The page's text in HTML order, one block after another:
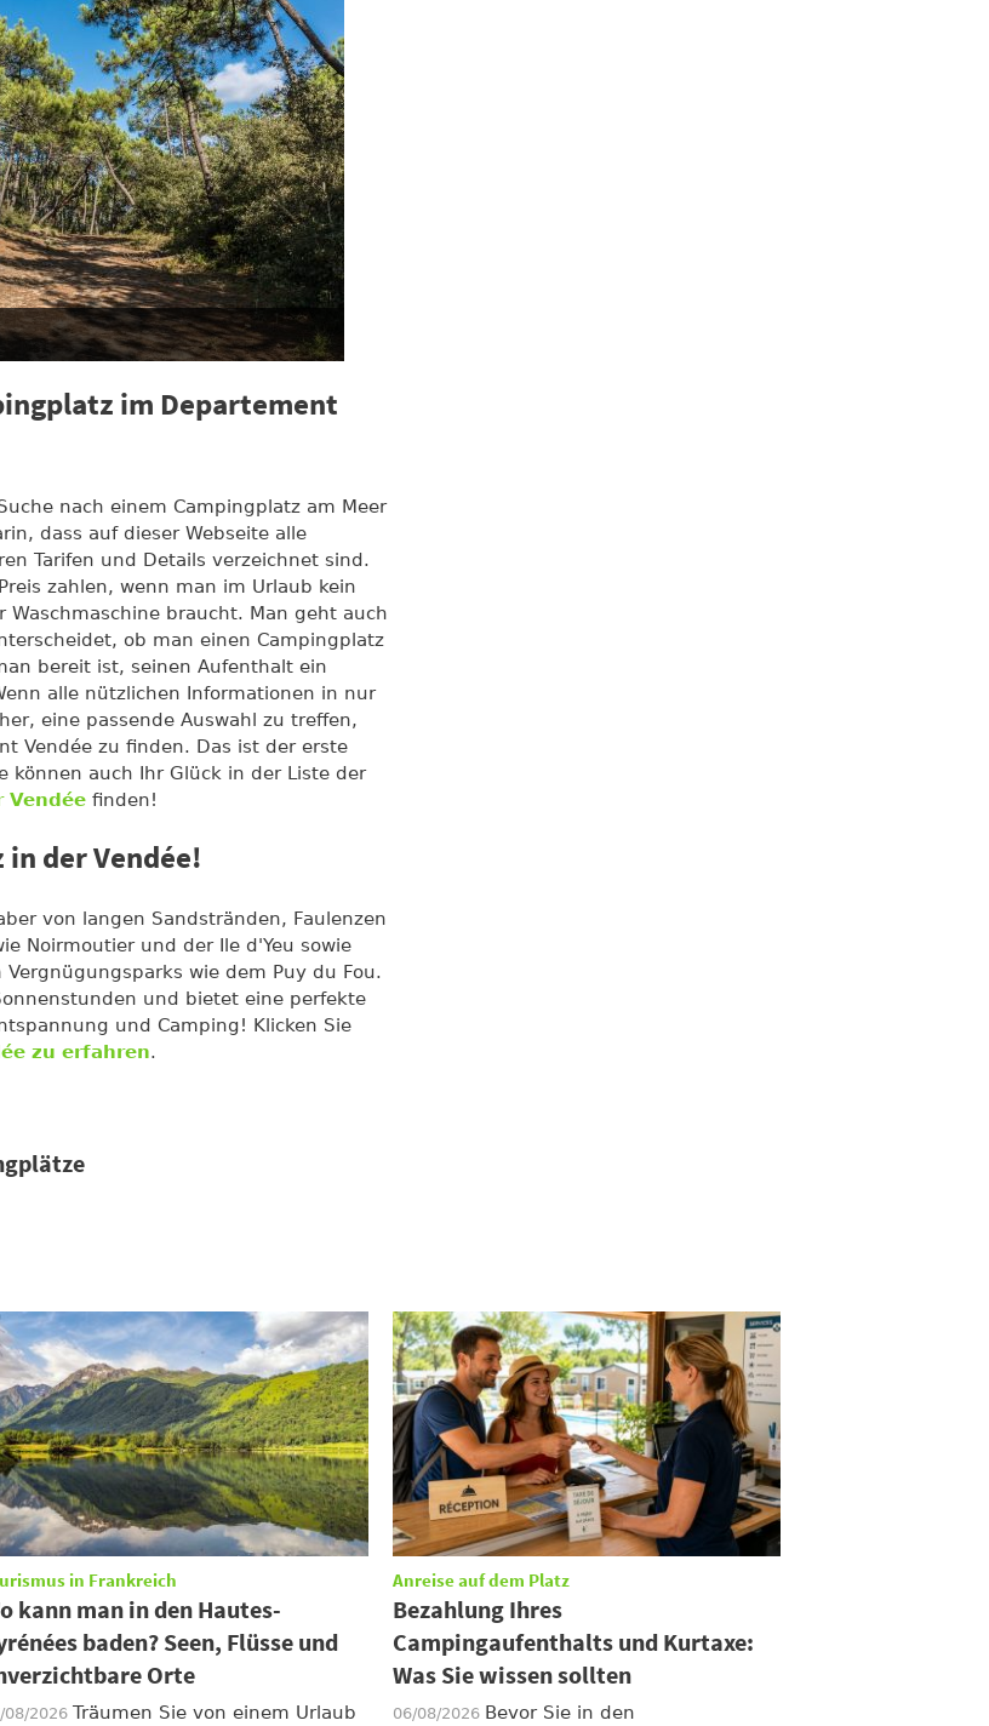
im Departement
nach einem Campingplatz am Meer
dass auf dieser Webseite alle
Tarifen und Details verzeichnet sind.
zahlen, wenn man im Urlaub kein
braucht. Man geht auch
ob man einen Campingplatz
bereit ist, seinen Aufenthalt ein
alle nützlichen Informationen in nur
eine passende Auswahl zu treffen,
Vendée zu finden. Das ist der erste
können auch Ihr Glück in der Liste der
Vendée finden!
der Vendée!
von langen Sandstränden, Faulenzen
Noirmoutier und der Ile d'Yeu sowie
wie dem Puy du Fou.
und bietet eine perfekte
und Camping! Klicken Sie
zu erfahren.
in Frankreich
kann man in den Hautes-
baden? Seen, Flüsse und
Orte
08/2026 Träumen Sie von einem Urlaub
Anreise auf dem Platz
Bezahlung Ihres
Campingaufenthalts und Kurtaxe:
Was Sie wissen sollten
06/08/2026 Bevor Sie in den